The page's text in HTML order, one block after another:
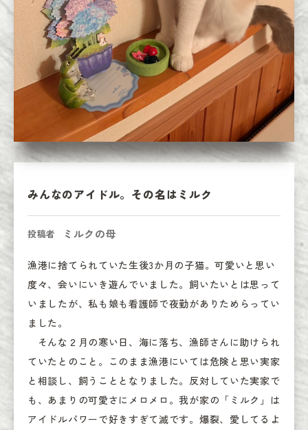
みんなのアイドル。その名はミルク
投稿者 ミルクの母
漁港に捨てられていた生後3か月の子猫。可愛いと思い
度々、会いにいき遊んでいました。飼いたいとは思って
いましたが、私も娘も看護師で夜勤がありためらってい
ました。
そんな２月の寒い日、海に落ち、漁師さんに助けられ
ていたとのこと。このまま漁港にいては危険と思い実家
と相談し、飼うこととなりました。反対していた実家で
も、あまりの可愛さにメロメロ。我が家の「ミルク」は
アイドルパワーで好きすぎて滅です。爆裂、愛してるよ